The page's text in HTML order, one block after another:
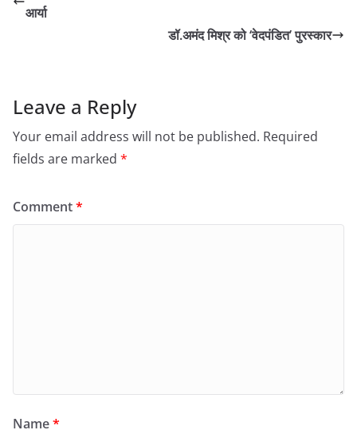
आर्या
डॉ.अमंद मिश्र को ‘वेदपंडित’ पुरस्कार
Leave a Reply
Your email address will not be published. Required
fields are marked *
Comment*
Name*